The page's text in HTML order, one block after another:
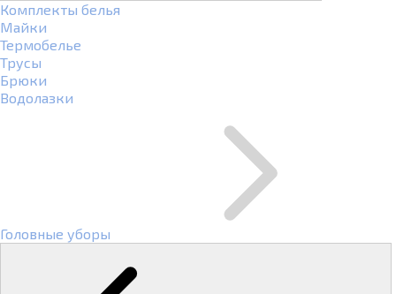
Комплекты белья
Майки
Термобелье
Трусы
Брюки
Водолазки
Головные уборы